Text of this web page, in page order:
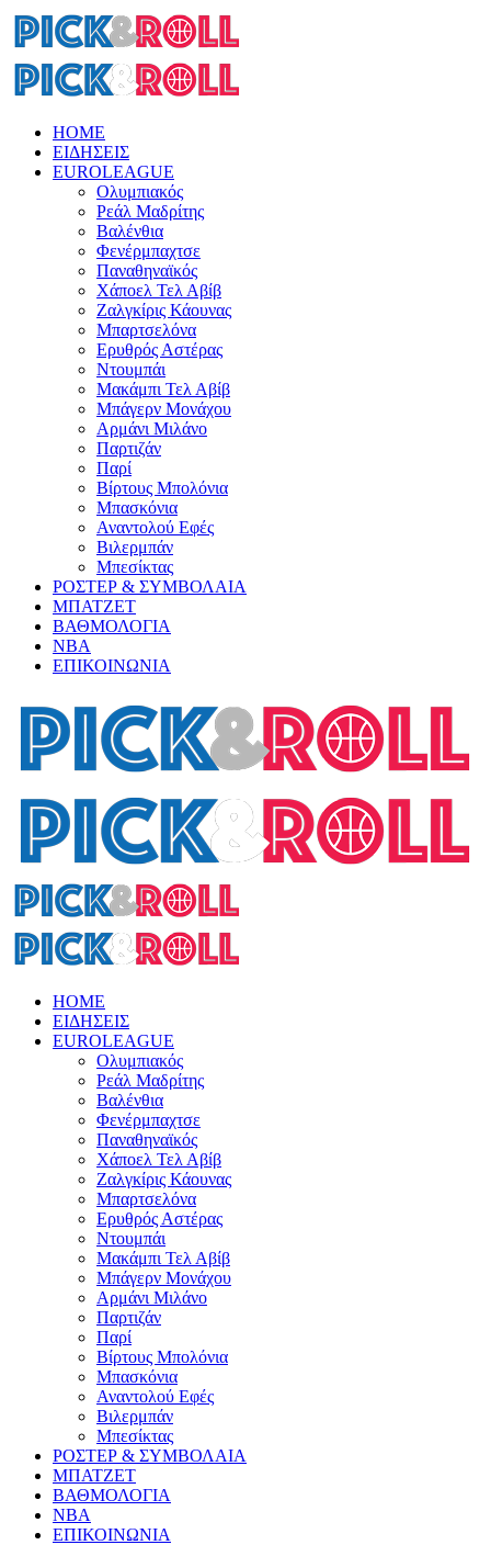
HOME
ΕΙΔΗΣΕΙΣ
EUROLEAGUE
Ολυμπιακός
Ρεάλ Μαδρίτης
Βαλένθια
Φενέρμπαχτσε
Παναθηναϊκός
Χάποελ Τελ Αβίβ
Ζαλγκίρις Κάουνας
Μπαρτσελόνα
Ερυθρός Αστέρας
Ντουμπάι
Μακάμπι Τελ Αβίβ
Μπάγερν Μονάχου
Αρμάνι Μιλάνο
Παρτιζάν
Παρί
Βίρτους Μπολόνια
Μπασκόνια
Αναντολού Εφές
Βιλερμπάν
Μπεσίκτας
ΡΟΣΤΕΡ & ΣΥΜΒΟΛΑΙΑ
ΜΠΑΤΖΕΤ
ΒΑΘΜΟΛΟΓΙΑ
ΝΒΑ
ΕΠΙΚΟΙΝΩΝΙΑ
HOME
ΕΙΔΗΣΕΙΣ
EUROLEAGUE
Ολυμπιακός
Ρεάλ Μαδρίτης
Βαλένθια
Φενέρμπαχτσε
Παναθηναϊκός
Χάποελ Τελ Αβίβ
Ζαλγκίρις Κάουνας
Μπαρτσελόνα
Ερυθρός Αστέρας
Ντουμπάι
Μακάμπι Τελ Αβίβ
Μπάγερν Μονάχου
Αρμάνι Μιλάνο
Παρτιζάν
Παρί
Βίρτους Μπολόνια
Μπασκόνια
Αναντολού Εφές
Βιλερμπάν
Μπεσίκτας
ΡΟΣΤΕΡ & ΣΥΜΒΟΛΑΙΑ
ΜΠΑΤΖΕΤ
ΒΑΘΜΟΛΟΓΙΑ
ΝΒΑ
ΕΠΙΚΟΙΝΩΝΙΑ